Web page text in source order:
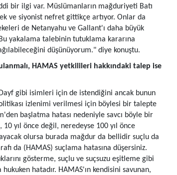
bir ilgi var. Müslümanların mağduriyeti Batı
ve siyonist nefret gittikçe artıyor. Onlar da
de Netanyahu ve Gallant'ı daha büyük
yakalama talebinin tutuklama kararına
düşünüyorum." diye konuştu.
HAMAS yetkilileri hakkındaki talep ise
gibi isimleri için de istendiğini ancak bunun
izlenimi verilmesi için böylesi bir talepte
başlatma hatası nedeniyle savcı böyle bir
yıl önce değil, neredeyse 100 yıl önce
olursa burada mağdur da bellidir suçlu da
da (HAMAS) suçlama hatasına düşersiniz.
gösterme, suçlu ve suçsuzu eşitleme gibi
hatadır. HAMAS'ın kendisini savunan,